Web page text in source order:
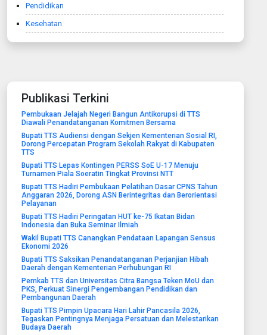
Pendidikan
Kesehatan
Publikasi Terkini
Pembukaan Jelajah Negeri Bangun Antikorupsi di TTS
Diawali Penandatanganan Komitmen Bersama
Bupati TTS Audiensi dengan Sekjen Kementerian Sosial RI,
Dorong Percepatan Program Sekolah Rakyat di Kabupaten
TTS
Bupati TTS Lepas Kontingen PERSS SoE U-17 Menuju
Turnamen Piala Soeratin Tingkat Provinsi NTT
Bupati TTS Hadiri Pembukaan Pelatihan Dasar CPNS Tahun
Anggaran 2026, Dorong ASN Berintegritas dan Berorientasi
Pelayanan
Bupati TTS Hadiri Peringatan HUT ke-75 Ikatan Bidan
Indonesia dan Buka Seminar Ilmiah
Wakil Bupati TTS Canangkan Pendataan Lapangan Sensus
Ekonomi 2026
Bupati TTS Saksikan Penandatanganan Perjanjian Hibah
Daerah dengan Kementerian Perhubungan RI
Pemkab TTS dan Universitas Citra Bangsa Teken MoU dan
PKS, Perkuat Sinergi Pengembangan Pendidikan dan
Pembangunan Daerah
Bupati TTS Pimpin Upacara Hari Lahir Pancasila 2026,
Tegaskan Pentingnya Menjaga Persatuan dan Melestarikan
Budaya Daerah